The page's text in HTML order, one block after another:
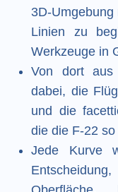
3D-
Linien zu
Werkzeuge in
Von dort aus
dabei, die
und die
die die F-22
Jede Kurve